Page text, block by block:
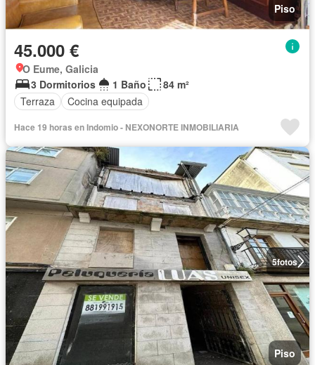
Piso
45.000 €
O Eume, Galicia
3 Dormitorios
1 Baño
84 m²
Terraza
Cocina equipada
Hace 19 horas en Indomio - NEXONORTE INMOBILIARIA
5fotos
Piso